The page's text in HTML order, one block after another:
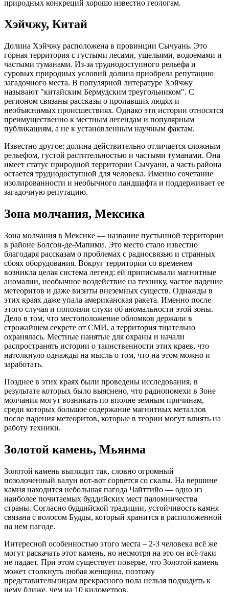
природных конкреций хорошо известно геологам.
Хэйчжу, Китай
Долина Хэйчжу расположена в провинции Сычуань. Это
горная территория с густыми лесами, ущельями, водоемами и
частыми туманами. Из-за труднодоступного рельефа и
суровых природных условий долина приобрела репутацию
загадочного места. В популярной литературе Хэйчжу
называют "китайским Бермудским треугольником". С
регионом связаны рассказы о пропавших людях и
необъяснимых происшествиях. Однако эти истории относятся
преимущественно к местным легендам и популярным
публикациям, а не к установленным научным фактам.
Известно другое: долина действительно отличается сложным
рельефом, густой растительностью и частыми туманами. Она
имеет статус природной территории Сычуани, а часть района
остается труднодоступной для человека. Именно сочетание
изолированности и необычного ландшафта и поддерживает ее
загадочную репутацию.
Зона молчания, Мексика
Зона молчания в Мексике — название пустынной территории
в районе Болсон-де-Мапими. Это место стало известно
благодаря рассказам о проблемах с радиосвязью и странных
сбоях оборудования. Вокруг территории со временем
возникла целая система легенд: ей приписывали магнитные
аномалии, необычное воздействие на технику, частое падение
метеоритов и даже визиты внеземных существ. Однажды в
этих краях даже упала американская ракета. Именно после
этого случая и поползли слухи об аномальности этой зоны.
Дело в том, что местоположение обломков держали в
строжайшем секрете от СМИ, а территория тщательно
охранялась. Местные нанятые для охраны и начали
распространять истории о таинственности этих краев, что
натолкнуло однажды на мысль о том, что на этом можно и
заработать.
Позднее в этих краях были проведены исследования, в
результате которых было выяснено, что радиопомехи в Зоне
молчания могут возникать по вполне земным причинам,
среди которых большое содержание магнитных металлов
после падения метеоритов, которые в теории могут влиять на
работу техники.
Золотой камень, Мьянма
Золотой камень выглядит так, словно огромный
позолоченный валун вот-вот сорвется со скалы. На вершине
камня находится небольшая пагода Чайттийо — одно из
наиболее почитаемых буддийских мест паломничества
страны. Согласно буддийской традиции, устойчивость камня
связана с волосом Будды, который хранится в расположенной
на нем пагоде.
Интересной особенностью этого места – 2-3 человека всё же
могут раскачать этот камень, но несмотря на это он всё-таки
не падает. При этом существует поверье, что Золотой камень
может столкнуть любая женщина, поэтому
представительницам прекрасного пола нельзя подходить к
нему ближе, чем на 10 километров.